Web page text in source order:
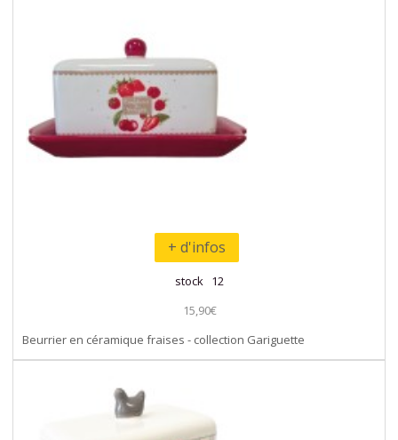
+ d'infos
stock 12
15,90€
Beurrier en céramique fraises - collection Gariguette